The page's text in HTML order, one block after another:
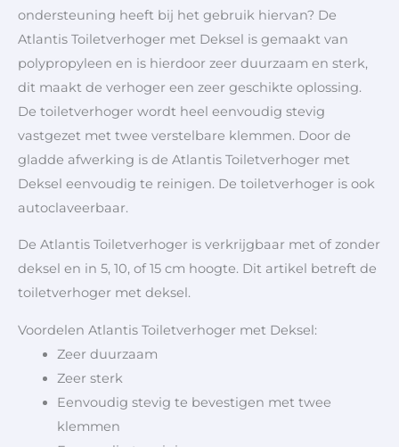
ondersteuning heeft bij het gebruik hiervan? De
Atlantis Toiletverhoger met Deksel is gemaakt van
polypropyleen en is hierdoor zeer duurzaam en sterk,
dit maakt de verhoger een zeer geschikte oplossing.
De toiletverhoger wordt heel eenvoudig stevig
vastgezet met twee verstelbare klemmen. Door de
gladde afwerking is de Atlantis Toiletverhoger met
Deksel eenvoudig te reinigen. De toiletverhoger is ook
autoclaveerbaar.
De Atlantis Toiletverhoger is verkrijgbaar met of zonder
deksel en in 5, 10, of 15 cm hoogte. Dit artikel betreft de
toiletverhoger met deksel.
Voordelen Atlantis Toiletverhoger met Deksel:
Zeer duurzaam
Zeer sterk
Eenvoudig stevig te bevestigen met twee
klemmen